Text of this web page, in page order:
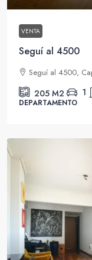
VENTA
Seguí al 4500
Seguí al 4500,
205 M2 1
DEPARTAMENTO